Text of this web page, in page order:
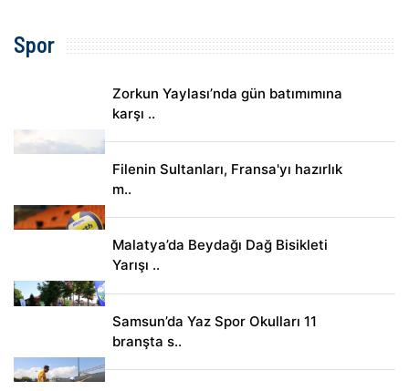
Spor
Zorkun Yaylası’nda gün batımımına
karşı ..
Filenin Sultanları, Fransa'yı hazırlık
m..
Malatya’da Beydağı Dağ Bisikleti
Yarışı ..
Samsun’da Yaz Spor Okulları 11
branşta s..